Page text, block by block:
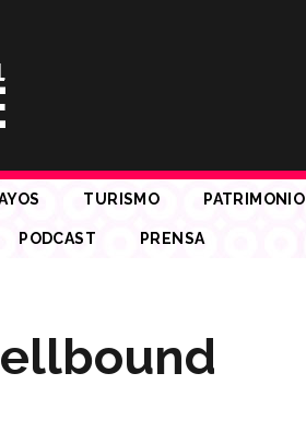
TURISMO PATRIMONIO
PODCAST PRENSA